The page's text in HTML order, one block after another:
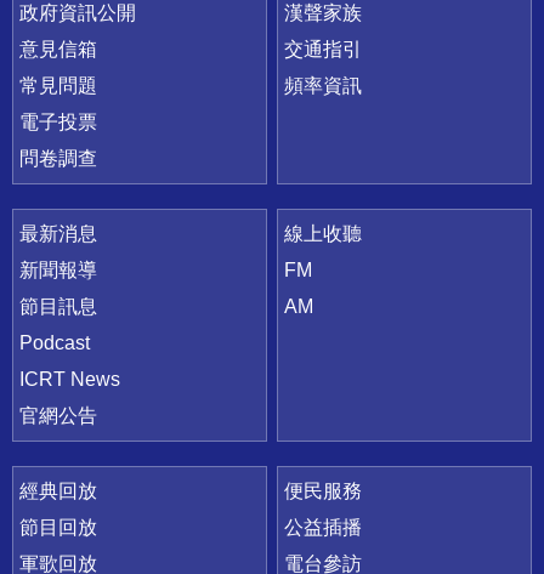
政府資訊公開
意見信箱
常見問題
電子投票
問卷調查
漢聲家族
交通指引
頻率資訊
最新消息
新聞報導
節目訊息
Podcast
ICRT News
官網公告
線上收聽
FM
AM
經典回放
節目回放
軍歌回放
便民服務
公益插播
電台參訪